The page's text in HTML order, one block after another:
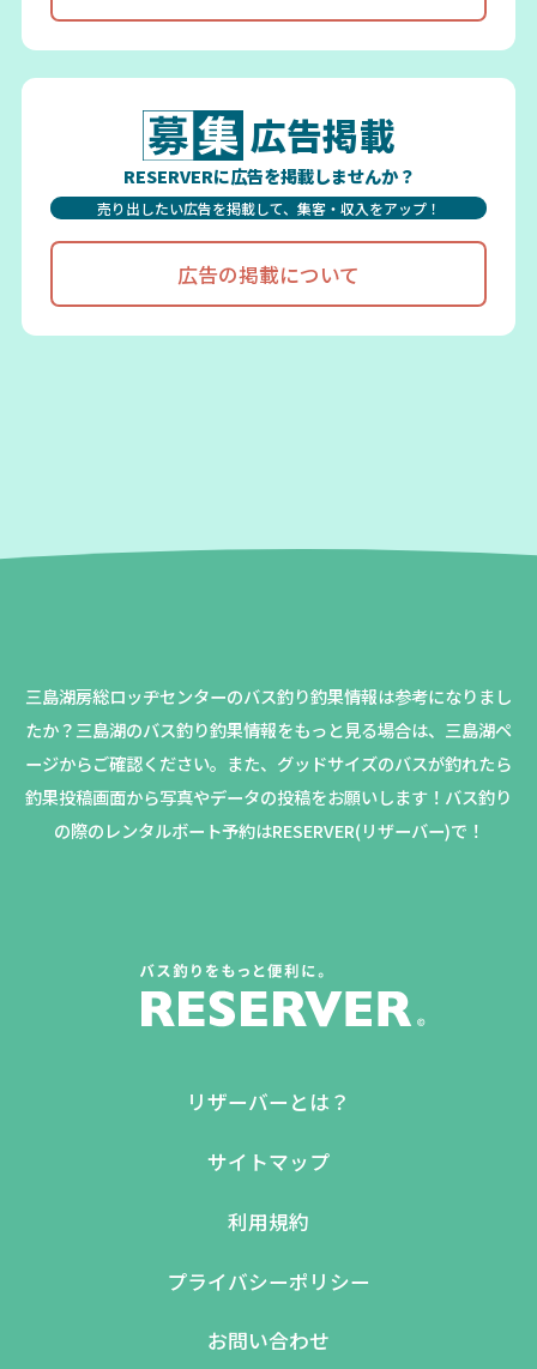
広告掲載
RESERVERに広告を掲載しませんか？
売り出したい広告を掲載して、集客・収入をアップ！
広告の掲載について
三島湖房総ロッヂセンターのバス釣り釣果情報は参考になりまし
たか？三島湖のバス釣り釣果情報をもっと見る場合は、三島湖ペ
ージからご確認ください。 また、グッドサイズのバスが釣れたら
釣果投稿画面から写真やデータの投稿をお願いします！バス釣り
の際のレンタルボート予約はRESERVER(リザーバー)で！
リザーバーとは？
サイトマップ
利用規約
プライバシーポリシー
お問い合わせ